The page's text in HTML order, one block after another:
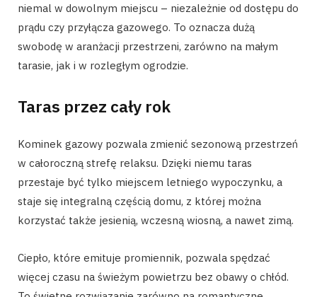
niemal w dowolnym miejscu – niezależnie od dostępu do
prądu czy przyłącza gazowego. To oznacza dużą
swobodę w aranżacji przestrzeni, zarówno na małym
tarasie, jak i w rozległym ogrodzie.
Taras przez cały rok
Kominek gazowy pozwala zmienić sezonową przestrzeń
w całoroczną strefę relaksu. Dzięki niemu taras
przestaje być tylko miejscem letniego wypoczynku, a
staje się integralną częścią domu, z której można
korzystać także jesienią, wczesną wiosną, a nawet zimą.
Ciepło, które emituje promiennik, pozwala spędzać
więcej czasu na świeżym powietrzu bez obawy o chłód.